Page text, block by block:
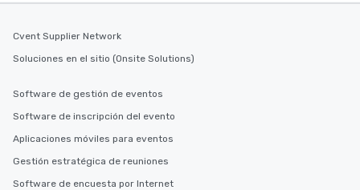
Cvent Supplier Network
Soluciones en el sitio (Onsite Solutions)
Software de gestión de eventos
Software de inscripción del evento
Aplicaciones móviles para eventos
Gestión estratégica de reuniones
Software de encuesta por Internet